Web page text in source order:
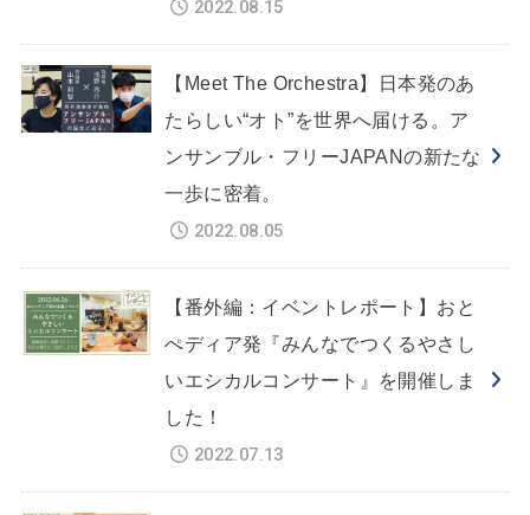
2022.08.15
【Meet The Orchestra】日本発のあ
たらしい“オト”を世界へ届ける。ア
ンサンブル・フリーJAPANの新たな
一歩に密着。
2022.08.05
【番外編：イベントレポート】おと
ぺディア発『みんなでつくるやさし
いエシカルコンサート』を開催しま
した！
2022.07.13